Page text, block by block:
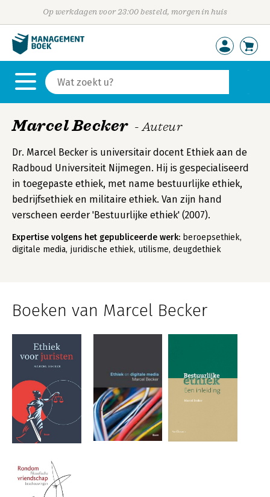
Op werkdagen voor 23:00 besteld, morgen in huis
Marcel Becker - Auteur
Dr. Marcel Becker is universitair docent Ethiek aan de
Radboud Universiteit Nijmegen. Hij is gespecialiseerd
in toegepaste ethiek, met name bestuurlijke ethiek,
bedrijfsethiek en militaire ethiek. Van zijn hand
verscheen eerder 'Bestuurlijke ethiek' (2007).
Expertise volgens het gepubliceerde werk: beroepsethiek,
digitale media, juridische ethiek, utilisme, deugdethiek
Boeken van Marcel Becker